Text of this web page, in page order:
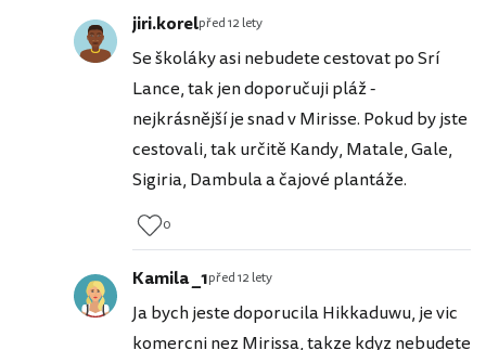
jiri.korelpřed 12 lety
Se školáky asi nebudete cestovat po Srí
Lance, tak jen doporučuji pláž -
nejkrásnější je snad v Mirisse. Pokud by jste
cestovali, tak určitě Kandy, Matale, Gale,
Sigiria, Dambula a čajové plantáže.
0
Kamila _1před 12 lety
Ja bych jeste doporucila Hikkaduwu, je vic
komercni nez Mirissa, takze kdyz nebudete